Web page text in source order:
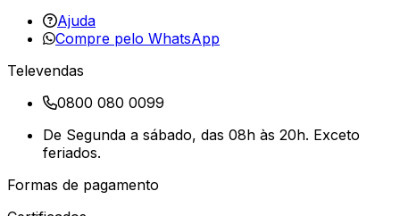
Ajuda
Compre pelo WhatsApp
Televendas
0800 080 0099
De Segunda a sábado, das 08h às 20h. Exceto
feriados.
Formas de pagamento